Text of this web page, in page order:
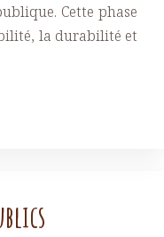
Cette phase
la durabilité et